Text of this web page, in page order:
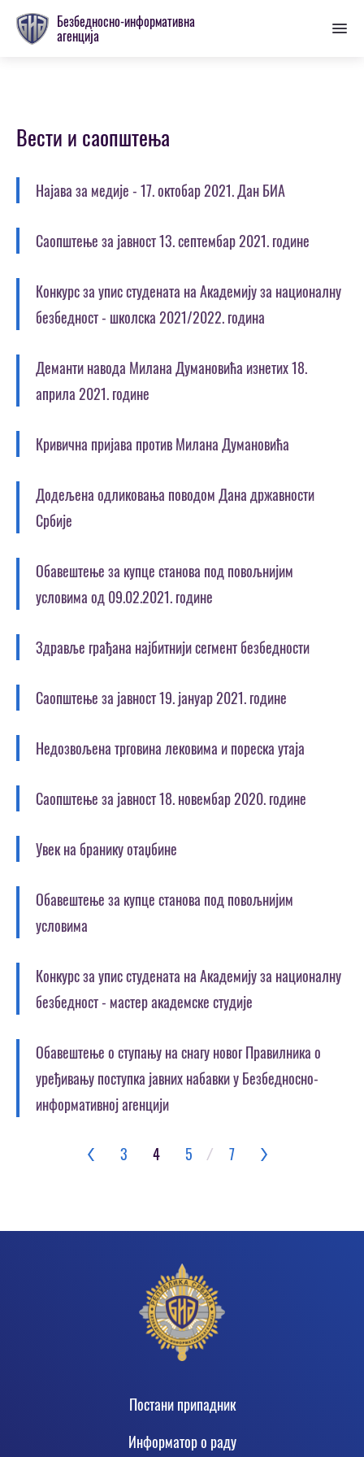
Пребаци
Безбедносно-информативна
агенција
Вести и саопштења
Најава за медије - 17. октобар 2021. Дан БИА
Саопштење за јавност 13. септембар 2021. године
Конкурс за упис студената на Академију за националну
безбедност - школска 2021/2022. година
Деманти навода Милана Думановића изнетих 18.
априла 2021. године
Кривична пријава против Милана Думановића
Додељена одликовања поводом Дана државности
Србије
Обавештење за купце станова под повољнијим
условима од 09.02.2021. године
Здравље грaђана најбитнији сегмент безбедности
Саопштење за јавност 19. јануар 2021. године
Недозвољена трговина лековима и пореска утаја
Саопштење за јавност 18. новембар 2020. године
Увек на бранику отаџбине
Обавештење за купце станова под повољнијим
условима
Конкурс за упис студената на Академију за националну
безбедност - мастер академске студије
Обавештење о ступању на снагу новог Правилника о
уређивању поступка јавних набавки у Безбедносно-
информативној агенцији
3 4 5 ⁄ 7
Постани припадник
Информатор о раду